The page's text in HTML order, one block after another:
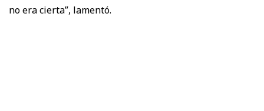
no era cierta”, lamentó.